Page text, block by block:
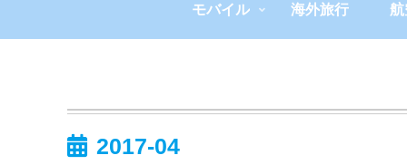
モバイル 海外旅行 航
2017-04